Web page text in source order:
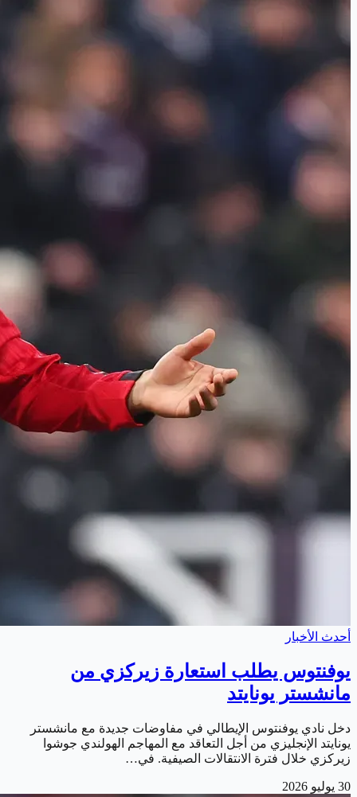
أحدث الأخبار
يوفنتوس يطلب استعارة زيركزي من
مانشستر يونايتد
دخل نادي يوفنتوس الإيطالي في مفاوضات جديدة مع مانشستر
يونايتد الإنجليزي من أجل التعاقد مع المهاجم الهولندي جوشوا
زيركزي خلال فترة الانتقالات الصيفية. في…
30 يوليو 2026